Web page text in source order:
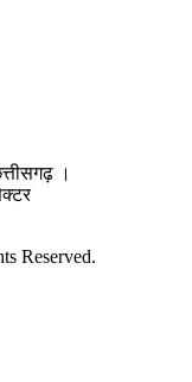
।
Reserved.